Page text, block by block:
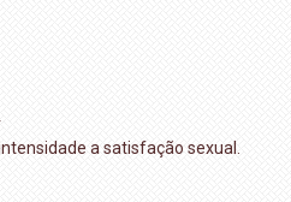
a satisfação sexual.